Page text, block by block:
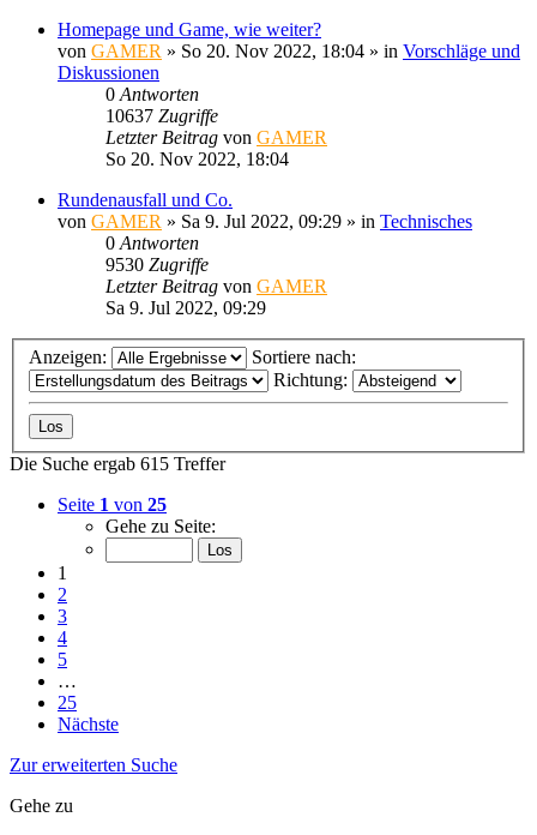
Homepage und Game, wie weiter?
von GAMER » So 20. Nov 2022, 18:04 » in Vorschläge und
Diskussionen
0 Antworten
10637 Zugriffe
Letzter Beitrag von GAMER
So 20. Nov 2022, 18:04
Rundenausfall und Co.
von GAMER » Sa 9. Jul 2022, 09:29 » in Technisches
0 Antworten
9530 Zugriffe
Letzter Beitrag von GAMER
Sa 9. Jul 2022, 09:29
Anzeigen:
Sortiere nach:
Richtung:
Die Suche ergab 615 Treffer
Seite 1 von 25
Gehe zu Seite:
1
2
3
4
5
…
25
Nächste
Zur erweiterten Suche
Gehe zu